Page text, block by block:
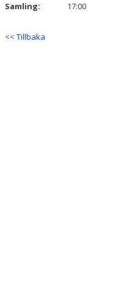
Samling:
17:00
<< Tillbaka